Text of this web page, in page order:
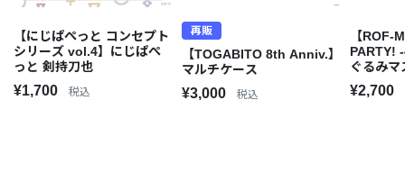
【にじぱぺっと コンセプト
シリーズ vol.4】にじぱぺ
っと 剣持刀也
¥1,700 税込
再販
【TOGABITO 8th Anniv.】
マルチケース
¥3,000 税込
【ROF-
PARTY!
ぐるみマ
¥2,700